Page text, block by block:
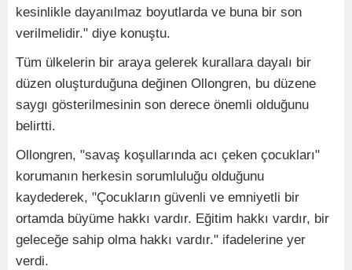
kesinlikle dayanılmaz boyutlarda ve buna bir son
verilmelidir." diye konuştu.
Tüm ülkelerin bir araya gelerek kurallara dayalı bir
düzen oluşturduğuna değinen Ollongren, bu düzene
saygı gösterilmesinin son derece önemli olduğunu
belirtti.
Ollongren, "savaş koşullarında acı çeken çocukları"
korumanın herkesin sorumluluğu olduğunu
kaydederek, "Çocukların güvenli ve emniyetli bir
ortamda büyüme hakkı vardır. Eğitim hakkı vardır, bir
geleceğe sahip olma hakkı vardır." ifadelerine yer
verdi.